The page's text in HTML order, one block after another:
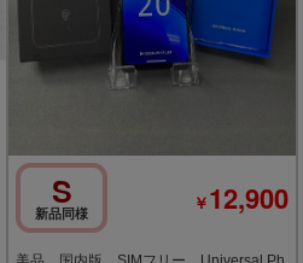
S
新品同様 ￥12,900